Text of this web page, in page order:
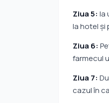
Ziua 5: Ia
la hotel şi
Ziua 6:
farmecul
Ziua 7:
cazul în